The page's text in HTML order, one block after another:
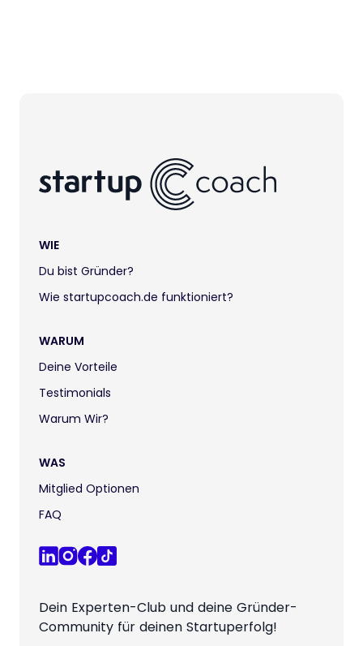
WIE
Du bist Gründer?
Wie startupcoach.de funktioniert?
WARUM
Deine Vorteile
Testimonials
Warum Wir?
WAS
Mitglied Optionen
FAQ
Dein Experten-Club und deine Gründer-
Community für deinen Startuperfolg!